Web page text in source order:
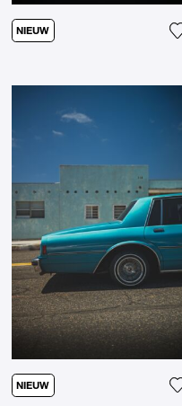
NIEUW
NIEUW